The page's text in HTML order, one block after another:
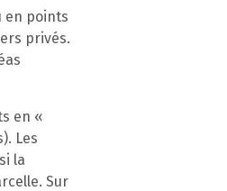
en points
privés.
en «
Les
la
Sur